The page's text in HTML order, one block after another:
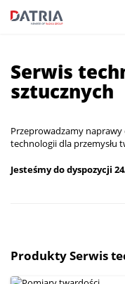
Serwis
sztucznych
Przeprowadzamy
technologii dla przemysłu
Jesteśmy do dyspozycji
Produkty Serwis